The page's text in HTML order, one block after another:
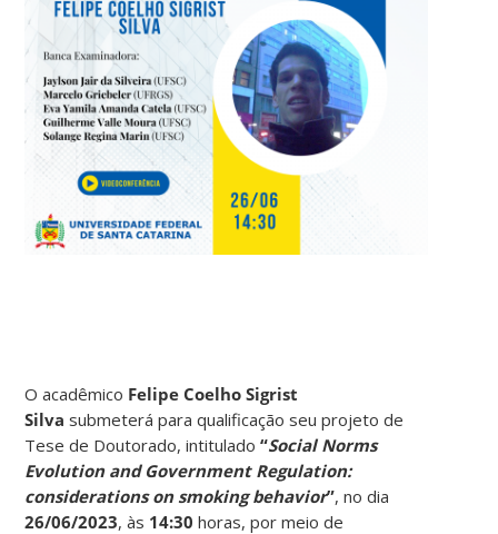
O acadêmico Felipe Coelho Sigrist
Silva submeterá para qualificação seu projeto de
Tese de Doutorado, intitulado“Social Norms
Evolution and Government Regulation:
considerations on smoking behavior”, no dia
26/06/2023, às 14:30 horas, por meio de